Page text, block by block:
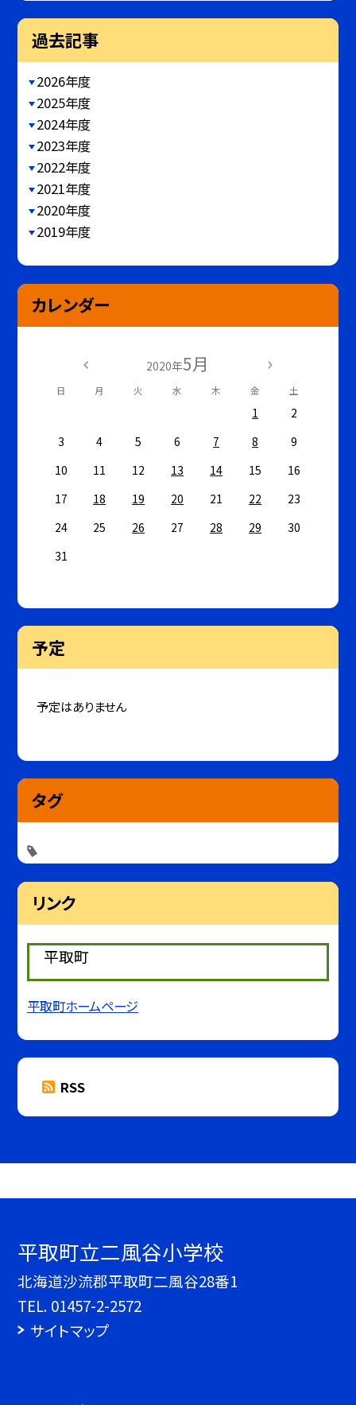
過去記事
2026年度
2025年度
2024年度
2023年度
2022年度
2021年度
2020年度
2019年度
カレンダー
2020年5月
日 月 火 水 木 金 土
1
2
3
4 5 6 7 8
9
10
11 12 13 14 15
16
17
18 19 20 21 22
23
24
25 26 27 28 29
30
31
予定
予定はありません
タグ
リンク
平取町
平取町ホームページ
RSS
平取町立二風谷小学校
北海道沙流郡平取町二風谷28番1
TEL. 01457-2-2572
サイトマップ